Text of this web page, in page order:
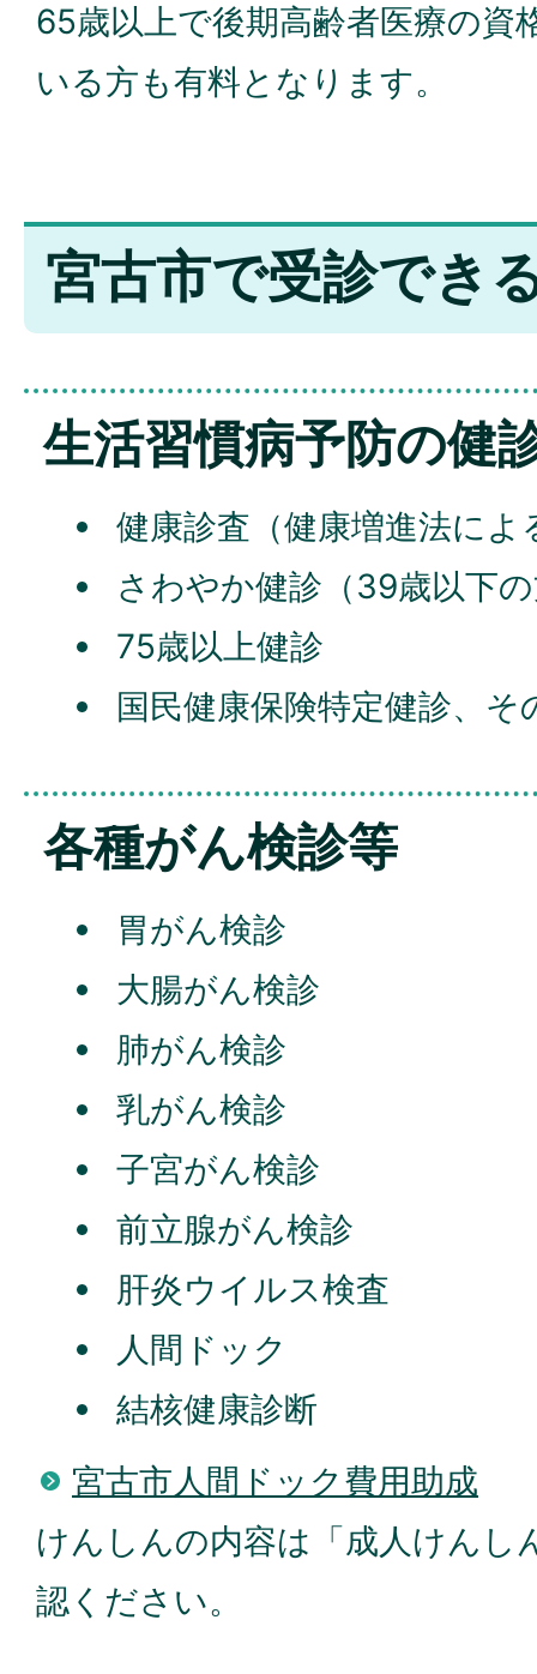
65歳以上で後期高齢者医療の資
いる方も有料となります。
宮古市で受診でき
生活習慣病予防の健
健康診査（健康増進法によ
さわやか健診（39歳以下
75歳以上健診
国民健康保険特定健診、そ
各種がん検診等
胃がん検診
大腸がん検診
肺がん検診
乳がん検診
子宮がん検診
前立腺がん検診
肝炎ウイルス検査
人間ドック
結核健康診断
宮古市人間ドック費用助成
けんしんの内容は「成人けんし
認ください。